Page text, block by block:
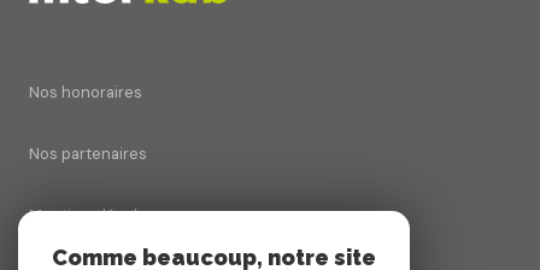
Nos honoraires
Nos partenaires
Mentions légales
Comme beaucoup, notre site